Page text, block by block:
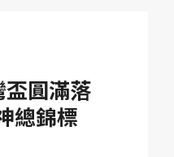
圓滿落
總錦標